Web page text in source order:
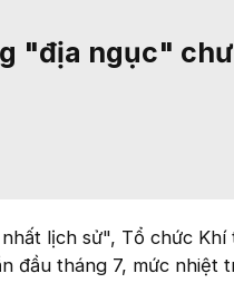
"địa ngục"
lịch sử", Tổ chức Khí
đầu tháng 7, mức nhiệt